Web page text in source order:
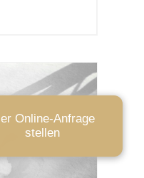
Online-Anfrage
stellen